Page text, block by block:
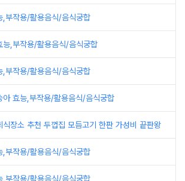
,부작용/활용음식/음식궁합
능,부작용/활용음식/음식궁합
,부작용/활용음식/음식궁합
아 효능,부작용/활용음식/음식궁합
식장소 추천 두껍집 모듬고기 한판 가성비 끝판왕
,부작용/활용음식/음식궁합
,부작용/활용음식/음식궁합